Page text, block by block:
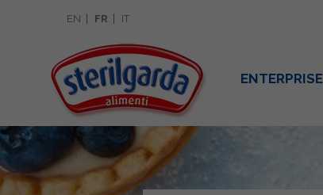
EN FR IT
ENTERPRISE